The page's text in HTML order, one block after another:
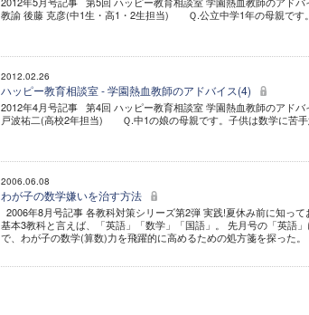
教諭 後藤 克彦(中1生・高1・2生担当) Ｑ.公立中学1年の母親です
2012.02.26
ハッピー教育相談室 - 学園熱血教師のアドバイス(4)
2012年4月号記事 第4回 ハッピー教育相談室 学園熱血教師のアド
戸波祐二(高校2年担当) Ｑ.中1の娘の母親です。子供は数学に苦手
2006.06.08
わが子の数学嫌いを治す方法
2006年8月号記事 各教科対策シリーズ第2弾 実践!夏休み前に知っ
基本3教科と言えば、「英語」「数学」「国語」。 先月号の「英語
で、わが子の数学(算数)力を飛躍的に高めるための処方箋を探った